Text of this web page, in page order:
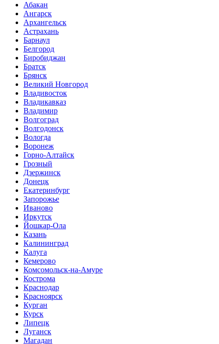
Абакан
Ангарск
Архангельск
Астрахань
Барнаул
Белгород
Биробиджан
Братск
Брянск
Великий Новгород
Владивосток
Владикавказ
Владимир
Волгоград
Волгодонск
Вологда
Воронеж
Горно-Алтайск
Грозный
Дзержинск
Донецк
Екатеринбург
Запорожье
Иваново
Иркутск
Йошкар-Ола
Казань
Калининград
Калуга
Кемерово
Комсомольск-на-Амуре
Кострома
Краснодар
Красноярск
Курган
Курск
Липецк
Луганск
Магадан